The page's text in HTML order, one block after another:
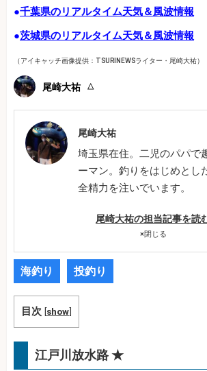
●千葉県のリアルタイム天気＆風波情報
●茨城県のリアルタイム天気＆風波情報
（アイキャッチ画像提供：TSURINEWSライター・尾崎大祐）
尾崎大祐
尾崎大祐
埼玉県在住。二児のパパで
ーマン。釣りをはじめとし
全精力を注いでいます。
尾崎大祐の担当記事を読
×閉じる
海釣り 投釣り
目次 [show]
江戸川放水路 ★